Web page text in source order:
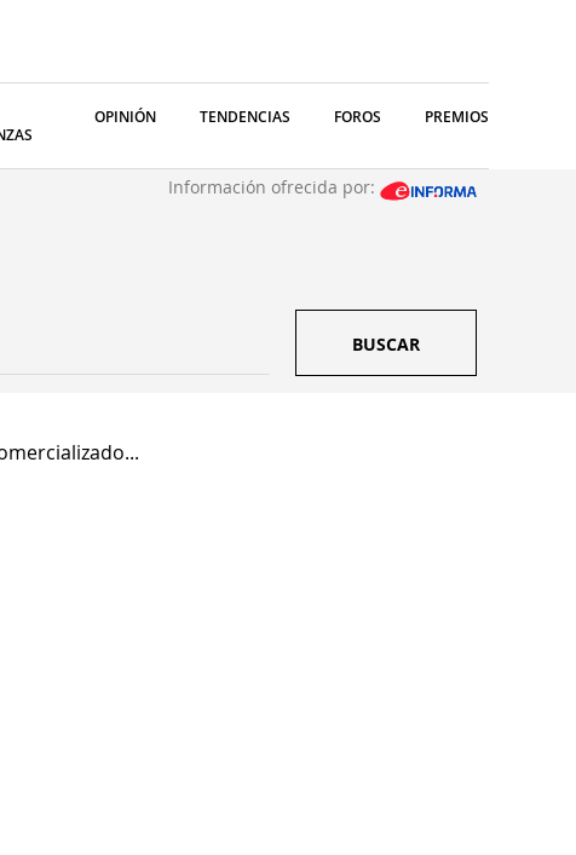
OPINIÓN TENDENCIAS FOROS PREMIOS
Información ofrecida por:
BUSCAR